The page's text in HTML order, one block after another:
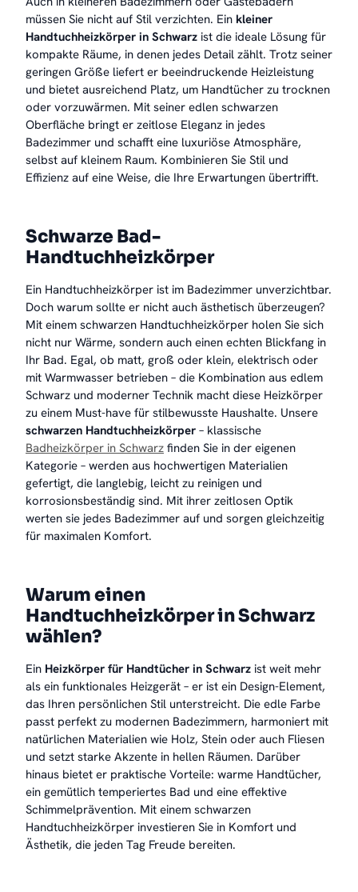
müssen Sie nicht auf Stil verzichten. Ein kleiner
Handtuchheizkörper in Schwarz ist die ideale Lösung für
kompakte Räume, in denen jedes Detail zählt. Trotz seiner
geringen Größe liefert er beeindruckende Heizleistung
und bietet ausreichend Platz, um Handtücher zu trocknen
oder vorzuwärmen. Mit seiner edlen schwarzen
Oberfläche bringt er zeitlose Eleganz in jedes
Badezimmer und schafft eine luxuriöse Atmosphäre,
selbst auf kleinem Raum. Kombinieren Sie Stil und
Effizienz auf eine Weise, die Ihre Erwartungen übertrifft.
Schwarze Bad-
Handtuchheizkörper
Ein Handtuchheizkörper ist im Badezimmer unverzichtbar.
Doch warum sollte er nicht auch ästhetisch überzeugen?
Mit einem schwarzen Handtuchheizkörper holen Sie sich
nicht nur Wärme, sondern auch einen echten Blickfang in
Ihr Bad. Egal, ob matt, groß oder klein, elektrisch oder
mit Warmwasser betrieben – die Kombination aus edlem
Schwarz und moderner Technik macht diese Heizkörper
zu einem Must-have für stilbewusste Haushalte. Unsere
schwarzen Handtuchheizkörper – klassische
Badheizkörper in Schwarz finden Sie in der eigenen
Kategorie – werden aus hochwertigen Materialien
gefertigt, die langlebig, leicht zu reinigen und
korrosionsbeständig sind. Mit ihrer zeitlosen Optik
werten sie jedes Badezimmer auf und sorgen gleichzeitig
für maximalen Komfort.
Warum einen
Handtuchheizkörper in Schwarz
wählen?
Ein Heizkörper für Handtücher in Schwarz ist weit mehr
als ein funktionales Heizgerät – er ist ein Design-Element,
das Ihren persönlichen Stil unterstreicht. Die edle Farbe
passt perfekt zu modernen Badezimmern, harmoniert mit
natürlichen Materialien wie Holz, Stein oder auch Fliesen
und setzt starke Akzente in hellen Räumen. Darüber
hinaus bietet er praktische Vorteile: warme Handtücher,
ein gemütlich temperiertes Bad und eine effektive
Schimmelprävention. Mit einem schwarzen
Handtuchheizkörper investieren Sie in Komfort und
Ästhetik, die jeden Tag Freude bereiten.